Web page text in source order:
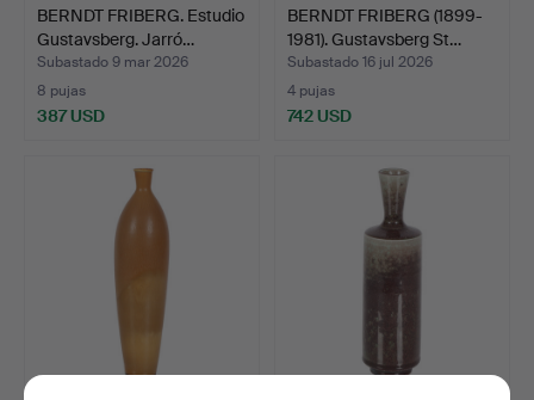
BERNDT FRIBERG. Estudio
Gustavsberg. Jarró…
Subastado 9 mar 2026
8 pujas
387 USD
BERNDT FRIBERG (1899-
1981). Gustavsberg St…
Subastado 16 jul 2026
4 pujas
742 USD